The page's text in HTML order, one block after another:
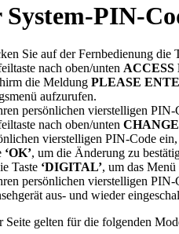
PIN-
Sie auf der Fernbedienung die
nach oben/unten
die Meldung PLEASE
aufzurufen.
persönlichen vierstelligen PIN-
nach oben/unten
vierstelligen PIN-Code
‘OK’, um die Änderung zu
Taste ‘DIGITAL’, um das Menü
persönlichen vierstelligen
aus- und wieder
Seite gelten für die folgenden